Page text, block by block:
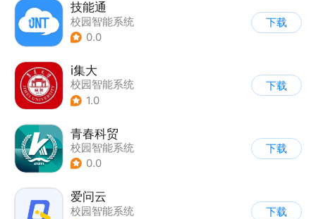
技能通
校园智能系统
0.0
下载
i集大
校园智能系统
1.0
下载
青春科贸
校园智能系统
0.0
下载
爱问云
校园智能系统
下载